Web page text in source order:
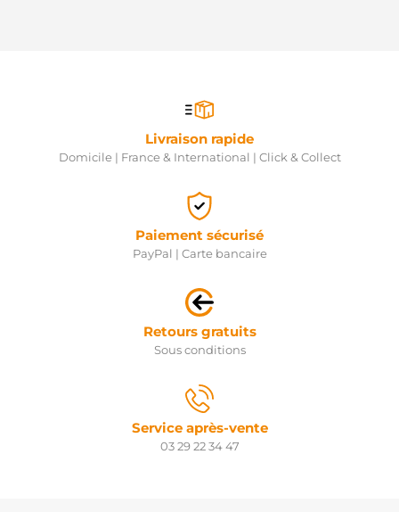
Livraison rapide
Domicile | France & International | Click & Collect
Paiement sécurisé
PayPal | Carte bancaire
Retours gratuits
Sous conditions
Service après-vente
03 29 22 34 47